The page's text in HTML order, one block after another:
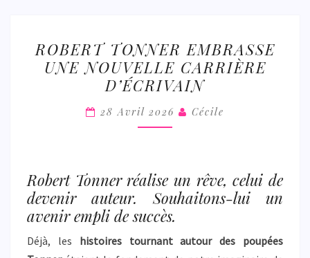
TONNER
EMBRASSE
UNE
NOUVELLE
CARRIÈRE
ROBERT TONNER EMBRASSE
UNE NOUVELLE CARRIÈRE
D’ÉCRIVAIN
28 Avril 2026 Cécile
Robert Tonner réalise un rêve, celui de
devenir auteur. Souhaitons-lui un
avenir empli de succès.
Déjà, les histoires tournant autour des poupées